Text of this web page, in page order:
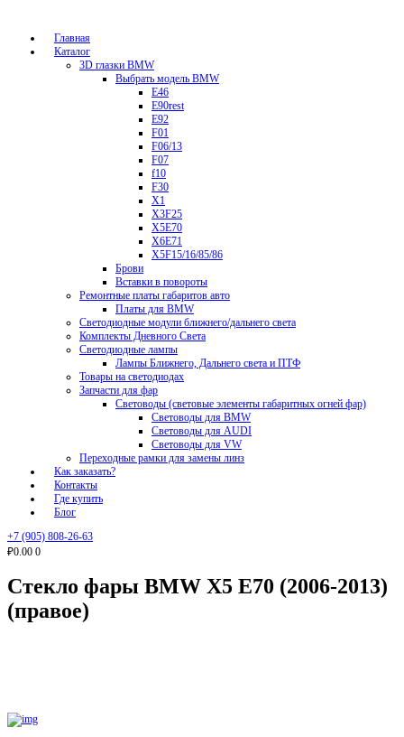
Главная
Каталог
3D глазки BMW
Выбрать модель BMW
E46
E90rest
E92
F01
F06/13
F07
f10
F30
X1
X3F25
X5E70
X6E71
X5F15/16/85/86
Брови
Вставки в повороты
Ремонтные платы габаритов авто
Платы для BMW
Светодиодные модули ближнего/дальнего света
Комплекты Дневного Света
Светодиодные лампы
Лампы Ближнего, Дальнего света и ПТФ
Товары на светодиодах
Запчасти для фар
Световоды (световые элементы габаритных огней фар)
Световоды для BMW
Световоды для AUDI
Световоды для VW
Переходные рамки для замены линз
Как заказать?
Контакты
Где купить
Блог
+7 (905) 808-26-63
₽0.00 0
Стекло фары BMW X5 E70 (2006-2013)
(правое)